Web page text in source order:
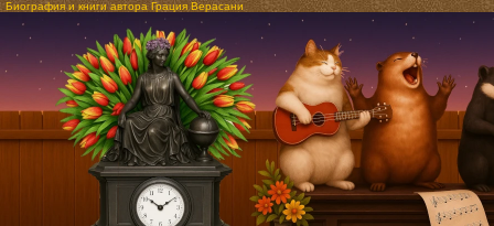
Биография и книги автора Грация Верасани